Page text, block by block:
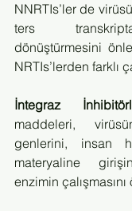
NNRTIs’ler de
ters
dönüştürmesini
NRTIs’lerden farklı
İntegraz
maddeleri,
genlerini, insan
materyaline
enzimin çalışmasını